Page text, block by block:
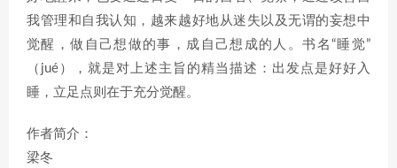
我管理和自我认知，越来越好地从迷失以及无谓的妄想中
觉醒，做自己想做的事，成自己想成的人。书名“睡觉”
（jué），就是对上述主旨的精当描述：出发点是好好入
睡，立足点则在于充分觉醒。
作者简介：
梁冬